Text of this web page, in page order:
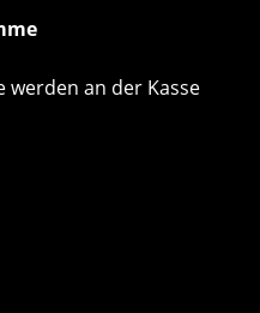
werden an der Kasse